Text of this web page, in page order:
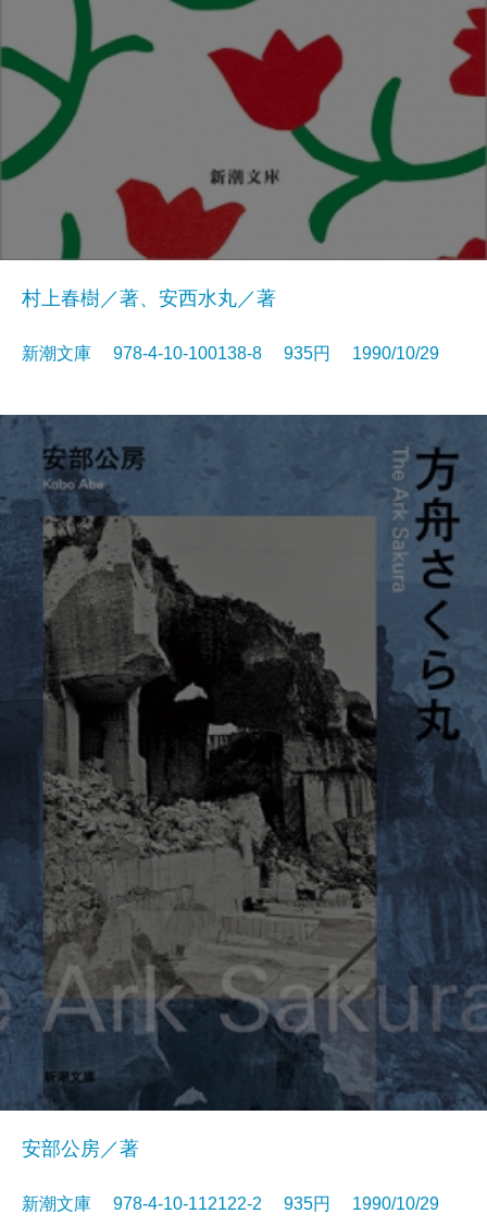
村上春樹／著、安西水丸／著
新潮文庫 978-4-10-100138-8 935円 1990/10/29
安部公房／著
新潮文庫 978-4-10-112122-2 935円 1990/10/29